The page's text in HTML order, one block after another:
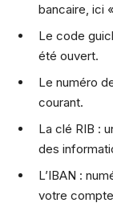
bancaire, ici
Le code
été ouvert.
Le numéro
courant.
La clé RIB :
des
L’IBAN :
votre